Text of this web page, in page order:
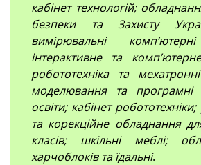
кабінет технологій;
безпеки та Захисту
вимірювальні
інтерактивне та
робототехніка та
моделювання та програмні
освіти; кабінет робототехніки;
та корекційне обладнання
класів; шкільні меблі;
харчоблоків та їдальні.